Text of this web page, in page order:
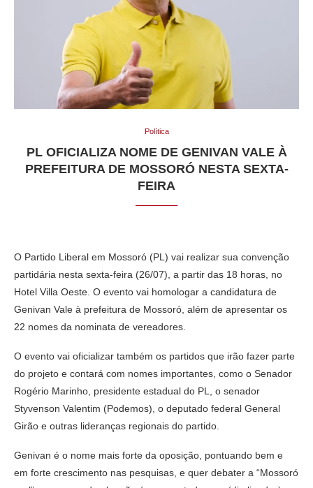
Política
PL OFICIALIZA NOME DE GENIVAN VALE À
PREFEITURA DE MOSSORÓ NESTA SEXTA-
FEIRA
O Partido Liberal em Mossoró (PL) vai realizar sua convenção
partidária nesta sexta-feira (26/07), a partir das 18 horas, no
Hotel Villa Oeste. O evento vai homologar a candidatura de
Genivan Vale à prefeitura de Mossoró, além de apresentar os
22 nomes da nominata de vereadores.
O evento vai oficializar também os partidos que irão fazer parte
do projeto e contará com nomes importantes, como o Senador
Rogério Marinho, presidente estadual do PL, o senador
Styvenson Valentim (Podemos), o deputado federal General
Girão e outras lideranças regionais do partido.
Genivan é o nome mais forte da oposição, pontuando bem e
em forte crescimento nas pesquisas, e quer debater a “Mossoró